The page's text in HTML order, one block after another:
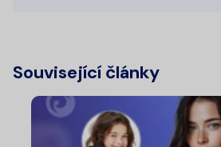
Související články